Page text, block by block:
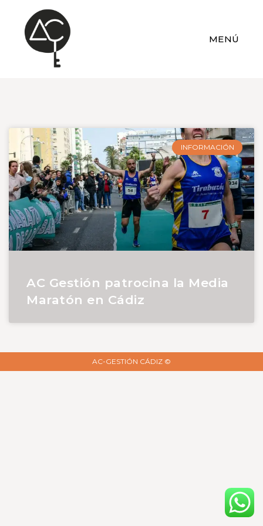
MENÚ
INFORMACIÓN
AC Gestión patrocina la Media
Maratón en Cádiz
AC-GESTIÓN CÁDIZ ©